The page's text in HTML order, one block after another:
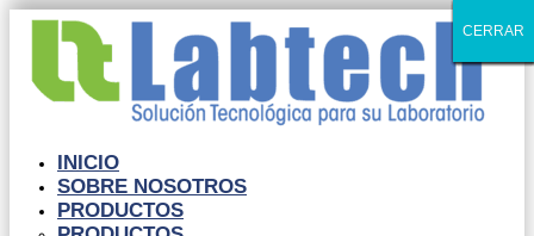
INICIO
SOBRE NOSOTROS
PRODUCTOS
CERRAR
CERRAR
CERRAR
CERRAR
CERRAR
CERRAR
CERRAR
CERRAR
CERRAR
CERRAR